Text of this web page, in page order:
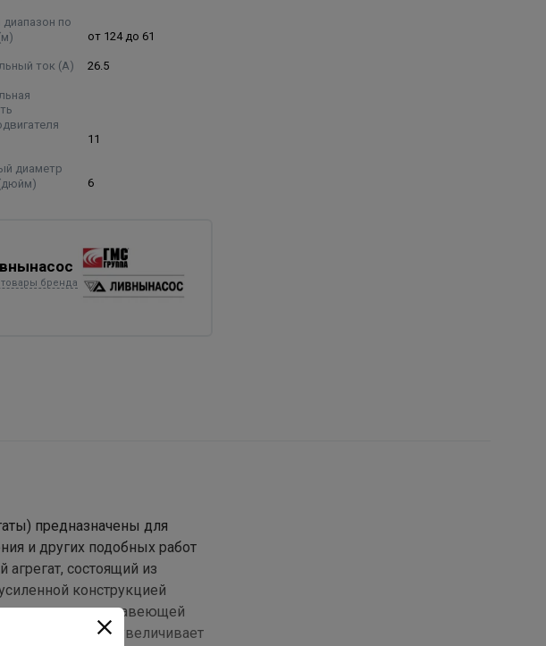
диапазон по
от 124 до 61
ток (А) 26.5
11
диаметр
6
товары бренда
предназначены для
и других подобных работ
агрегат, состоящий из
конструкцией
из нержавеющей
повреждений и увеличивает